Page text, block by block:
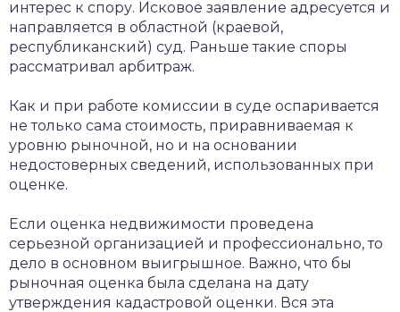
интерес к спору. Исковое заявление адресуется и
направляется в областной (краевой,
республиканский) суд. Раньше такие споры
рассматривал арбитраж.
Как и при работе комиссии в суде оспаривается
не только сама стоимость, приравниваемая к
уровню рыночной, но и на основании
недостоверных сведений, использованных при
оценке.
Если оценка недвижимости проведена
серьезной организацией и профессионально, то
дело в основном выигрышное. Важно, что бы
рыночная оценка была сделана на дату
утверждения кадастровой оценки. Вся эта